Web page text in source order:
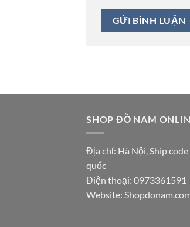
SHOP ĐỒ NAM
Địa chỉ: Hà Nội, Ship
quốc
Điện thoại: 0973361591
Website: